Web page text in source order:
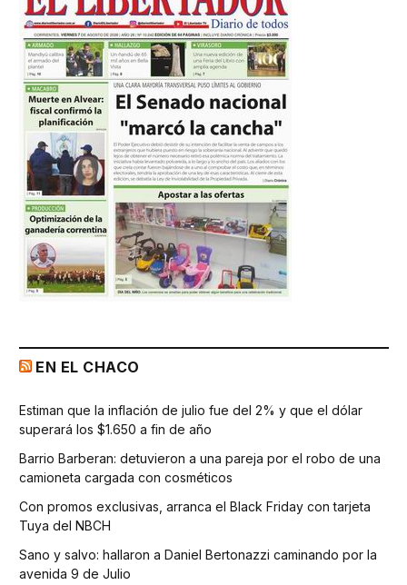
EN EL CHACO
Estiman que la inflación de julio fue del 2% y que el dólar
superará los $1.650 a fin de año
Barrio Barberan: detuvieron a una pareja por el robo de una
camioneta cargada con cosméticos
Con promos exclusivas, arranca el Black Friday con tarjeta
Tuya del NBCH
Sano y salvo: hallaron a Daniel Bertonazzi caminando por la
avenida 9 de Julio